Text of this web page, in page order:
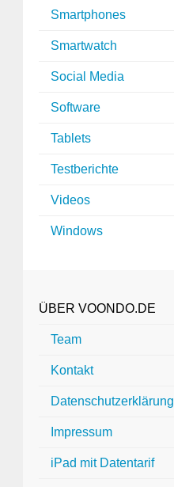
Smartphones
Smartwatch
Social Media
Software
Tablets
Testberichte
Videos
Windows
ÜBER VOONDO.DE
Team
Kontakt
Datenschutzerklärung
Impressum
iPad mit Datentarif